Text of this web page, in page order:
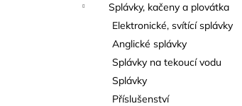
Splávky, kačeny a plovátka
Elektronické, svítící splávky
Anglické splávky
Splávky na tekoucí vodu
Splávky
Příslušenství